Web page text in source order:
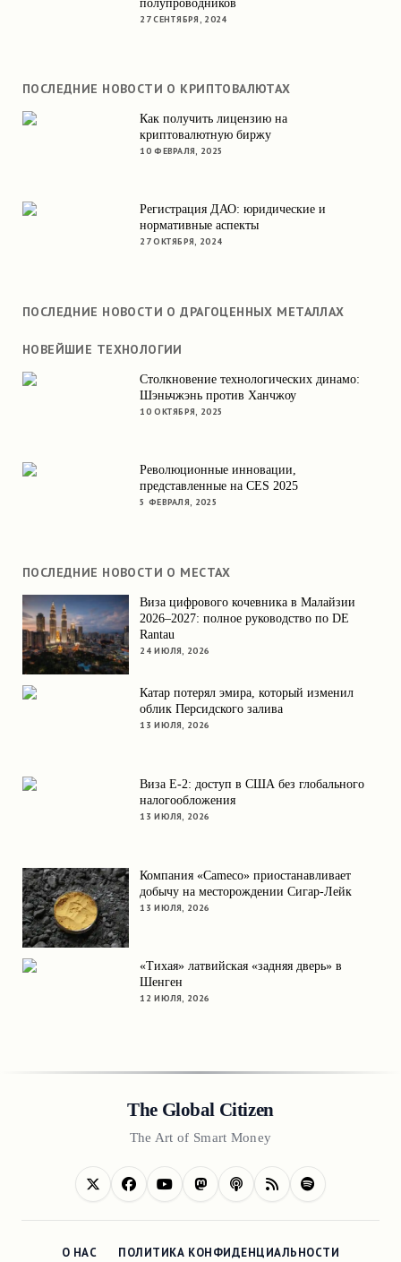
полупроводников
27 СЕНТЯБРЯ, 2024
ПОСЛЕДНИЕ НОВОСТИ О КРИПТОВАЛЮТАХ
Как получить лицензию на
криптовалютную биржу
10 ФЕВРАЛЯ, 2025
Регистрация ДАО: юридические и
нормативные аспекты
27 ОКТЯБРЯ, 2024
ПОСЛЕДНИЕ НОВОСТИ О ДРАГОЦЕННЫХ МЕТАЛЛАХ
НОВЕЙШИЕ ТЕХНОЛОГИИ
Столкновение технологических динамо:
Шэньчжэнь против Ханчжоу
10 ОКТЯБРЯ, 2025
Революционные инновации,
представленные на CES 2025
5 ФЕВРАЛЯ, 2025
ПОСЛЕДНИЕ НОВОСТИ О МЕСТАХ
Виза цифрового кочевника в Малайзии
2026–2027: полное руководство по DE
Rantau
24 ИЮЛЯ, 2026
Катар потерял эмира, который изменил
облик Персидского залива
13 ИЮЛЯ, 2026
Виза E-2: доступ в США без глобального
налогообложения
13 ИЮЛЯ, 2026
Компания «Cameco» приостанавливает
добычу на месторождении Сигар-Лейк
13 ИЮЛЯ, 2026
«Тихая» латвийская «задняя дверь» в
Шенген
12 ИЮЛЯ, 2026
The Global Citizen
The Art of Smart Money
О НАС ПОЛИТИКА КОНФИДЕНЦИАЛЬНОСТИ